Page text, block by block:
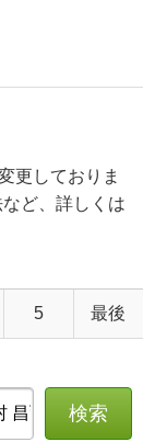
更しておりま
ど、詳しくは
5 最後
検索